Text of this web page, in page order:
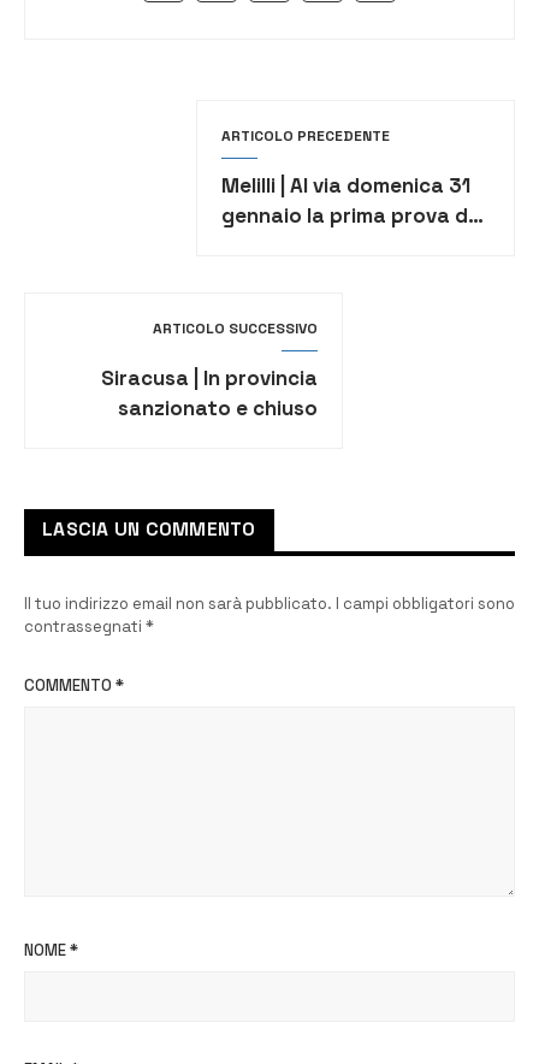
ARTICOLO PRECEDENTE
Melilli | Al via domenica 31
gennaio la prima prova del
ARTICOLO SUCCESSIVO
Siracusa | In provincia
sanzionato e chiuso
LASCIA UN COMMENTO
Il tuo indirizzo email non sarà pubblicato. I campi obbligatori sono
contrassegnati *
COMMENTO *
NOME*